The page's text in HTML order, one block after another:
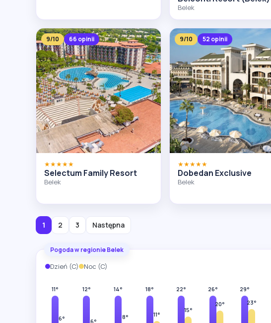
Belek
9/10 66 opinii
★★★★★
Selectum Family Resort
Belek
9/10 52 opinii
★★★★★
Dobedan Exclusive
Belek
1 2 3 Następna
Pogoda w regionie Belek
Dzień (C) Noc (C)
11°
6°
12°
6°
14°
8°
18°
11°
22°
15°
26°
20°
29°
23°